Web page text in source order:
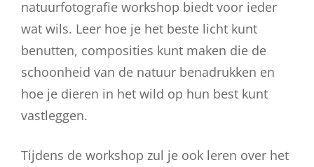
natuurfotografie workshop biedt voor ieder
wat wils. Leer hoe je het beste licht kunt
benutten, composities kunt maken die de
schoonheid van de natuur benadrukken en
hoe je dieren in het wild op hun best kunt
vastleggen.
Tijdens de workshop zul je ook leren over het